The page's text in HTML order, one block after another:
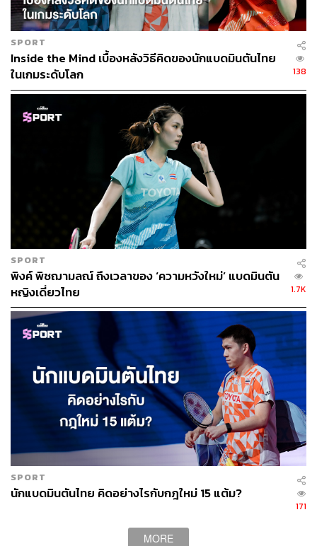
SPORT
Inside the Mind เบื้องหลังวิธีคิดของนักแบดมินตันไทย
ในเกมระดับโลก
138
SPORT
พิงค์ พิชฌามลณ์ ถึงเวลาของ ‘ความหวังใหม่’ แบดมินตัน
หญิงเดี่ยวไทย
1.7K
SPORT
นักแบดมินตันไทย คิดอย่างไรกับกฎใหม่ 15 แต้ม?
171
MORE